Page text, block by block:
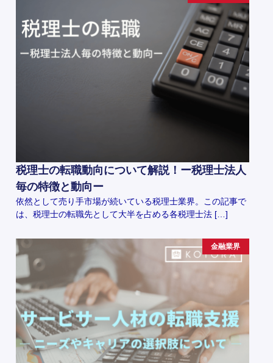
税理士の転職動向について解説！ー税理士法人
毎の特徴と動向ー
依然として売り手市場が続いている税理士業界。この記事で
は、税理士の転職先として大半を占める各税理士法 […]
金融業界